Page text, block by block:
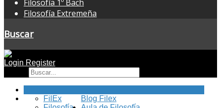
Filosofía 1º Bach
Filosofía Extremeña
Buscar
Login Register
Blog Filex
FilEx